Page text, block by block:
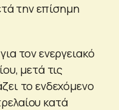
την επίσημη
τον ενεργειακό
μετά τις
το ενδεχόμενο
κατά